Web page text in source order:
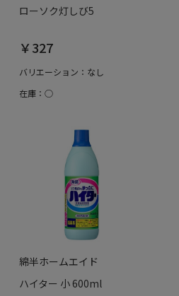
ローソク灯しび5
￥327
バリエーション：なし
在庫：○
綿半ホームエイド
ハイター 小 600ml